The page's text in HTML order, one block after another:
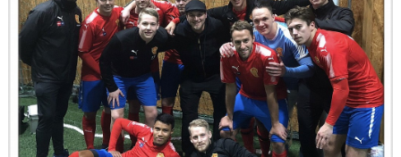
TRUPPEN
SPELARRÅD
STATISTIK